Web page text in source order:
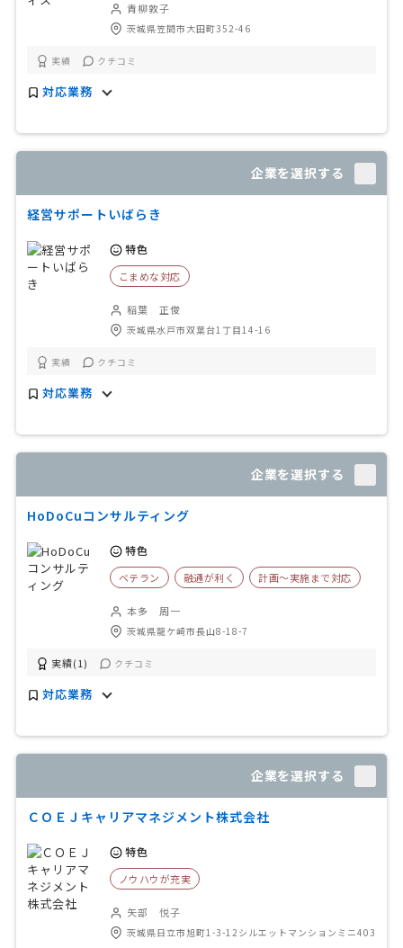
青柳敦子
茨城県笠間市大田町352-46
実績 クチコミ
対応業務
企業を選択する
経営サポートいばらき
特色
こまめな対応
稲葉 正俊
茨城県水戸市双葉台1丁目14-16
実績 クチコミ
対応業務
企業を選択する
HoDoCuコンサルティング
特色
ベテラン 融通が利く 計画〜実施まで対応
本多 周一
茨城県龍ケ崎市長山8-18-7
実績(1) クチコミ
対応業務
企業を選択する
ＣＯＥＪキャリアマネジメント株式会社
特色
ノウハウが充実
矢部 悦子
茨城県日立市旭町1-3-12シルエットマンションミニ403